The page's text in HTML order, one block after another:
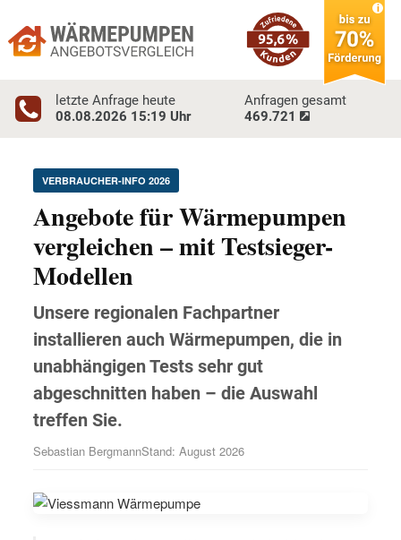
letzte Anfrage heute
08.08.2026 15:19 Uhr
Anfragen gesamt
469.721
VERBRAUCHER-INFO 2026
Angebote für Wärmepumpen
vergleichen – mit Testsieger-
Modellen
Unsere regionalen Fachpartner
installieren auch Wärmepumpen, die in
unabhängigen Tests sehr gut
abgeschnitten haben – die Auswahl
treffen Sie.
Sebastian BergmannStand: August 2026